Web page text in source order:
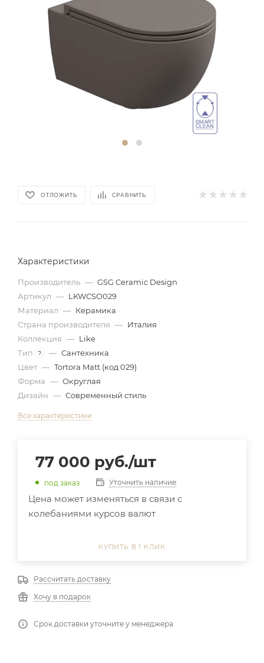
ОТЛОЖИТЬ СРАВНИТЬ
Характеристики
Производитель — GSG Ceramic Design
Артикул — LKWCSO029
Материал — Керамика
Страна производителя — Италия
Коллекция — Like
Тип
? — Сантехника
Цвет — Tortora Matt (код 029)
Форма — Округлая
Дизайн — Современный стиль
Все характеристики
77 000 руб./шт
под заказ Уточнить наличие
Цена может изменяться в связи с
колебаниями курсов валют
КУПИТЬ В 1 КЛИК
Рассчитать доставку
Хочу в подарок
Срок доставки уточните у менеджера